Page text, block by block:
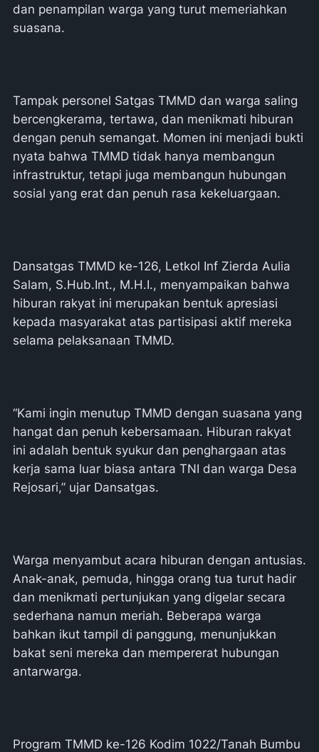
dan penampilan warga yang turut memeriahkan
suasana.
Tampak personel Satgas TMMD dan warga saling
bercengkerama, tertawa, dan menikmati hiburan
dengan penuh semangat. Momen ini menjadi bukti
nyata bahwa TMMD tidak hanya membangun
infrastruktur, tetapi juga membangun hubungan
sosial yang erat dan penuh rasa kekeluargaan.
Dansatgas TMMD ke-126, Letkol Inf Zierda Aulia
Salam, S.Hub.Int., M.H.I., menyampaikan bahwa
hiburan rakyat ini merupakan bentuk apresiasi
kepada masyarakat atas partisipasi aktif mereka
selama pelaksanaan TMMD.
“Kami ingin menutup TMMD dengan suasana yang
hangat dan penuh kebersamaan. Hiburan rakyat
ini adalah bentuk syukur dan penghargaan atas
kerja sama luar biasa antara TNI dan warga Desa
Rejosari,” ujar Dansatgas.
Warga menyambut acara hiburan dengan antusias.
Anak-anak, pemuda, hingga orang tua turut hadir
dan menikmati pertunjukan yang digelar secara
sederhana namun meriah. Beberapa warga
bahkan ikut tampil di panggung, menunjukkan
bakat seni mereka dan mempererat hubungan
antarwarga.
Program TMMD ke-126 Kodim 1022/Tanah Bumbu